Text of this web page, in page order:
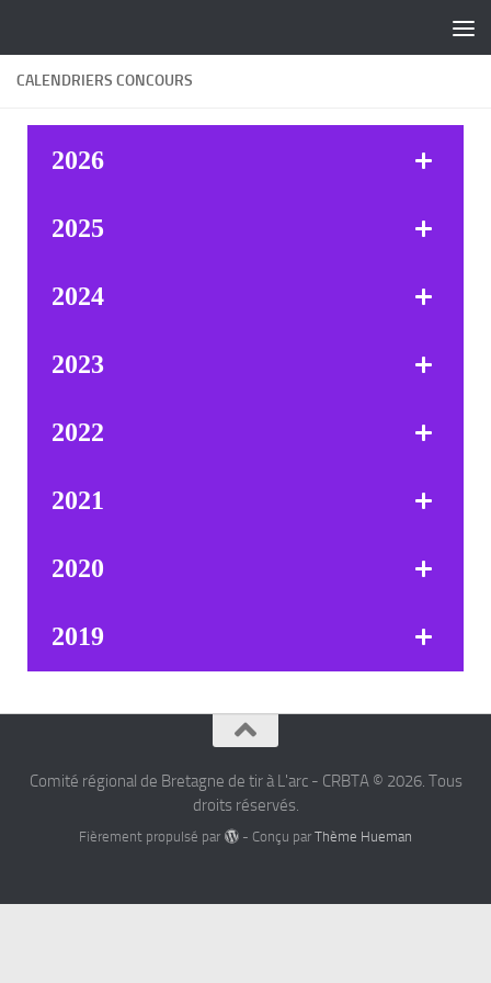
CALENDRIERS CONCOURS
2026
2025
2024
2023
2022
2021
2020
2019
Comité régional de Bretagne de tir à L'arc - CRBTA © 2026. Tous
droits réservés.
Fièrement propulsé par - Conçu par Thème Hueman